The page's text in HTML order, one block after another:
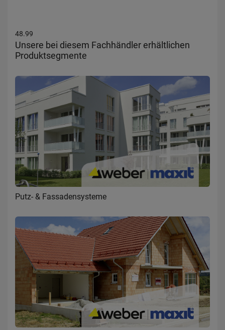
48.99
Unsere bei diesem Fachhändler erhältlichen
Produktsegmente
Putz- & Fassadensysteme